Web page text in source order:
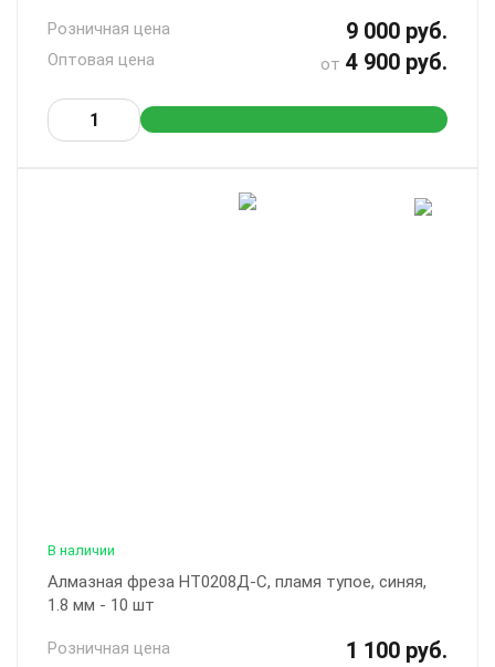
Розничная цена 9 000 руб.
Оптовая цена от 4 900 руб.
В наличии
Алмазная фреза НТ0208Д-С, пламя тупое, синяя,
1.8 мм - 10 шт
Розничная цена 1 100 руб.